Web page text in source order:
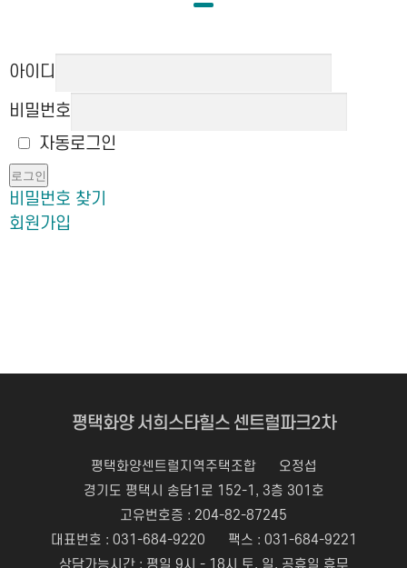
아이디
비밀번호
자동로그인
로그인
비밀번호 찾기
회원가입
평택화양 서희스타힐스 센트럴파크2차
평택화양센트럴지역주택조합
오정섭
경기도 평택시 송담1로 152-1, 3층 301호
고유번호증 : 204-82-87245
대표번호 : 031-684-9220
팩스 : 031-684-9221
상담가능시간 : 평일 9시 - 18시 토, 일, 공휴일 휴무